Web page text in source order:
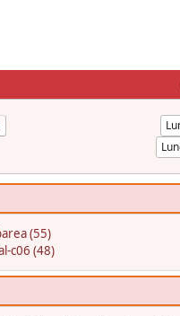
(55)
c06 (48)